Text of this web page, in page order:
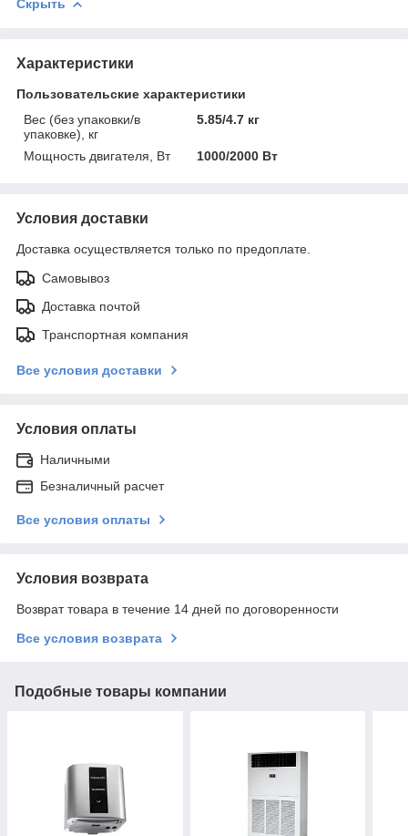
Скрыть
Характеристики
Пользовательские характеристики
Вес (без упаковки/в
упаковке), кг
5.85/4.7 кг
Мощность двигателя, Вт 1000/2000 Вт
Условия доставки
Доставка осуществляется только по предоплате.
Самовывоз
Доставка почтой
Транспортная компания
Все условия доставки
Условия оплаты
Наличными
Безналичный расчет
Все условия оплаты
Условия возврата
Возврат товара в течение 14 дней по договоренности
Все условия возврата
Подобные товары компании